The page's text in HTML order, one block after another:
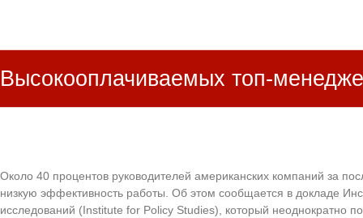
Высокооплачиваемых топ-
Около 40 процентов руководителей американских компаний за
низкую эффективность работы. Об этом сообщается в докладе
исследований (Institute for Policy Studies), который неоднократно